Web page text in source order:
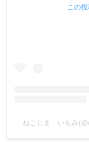
この
ねこじま いもみ